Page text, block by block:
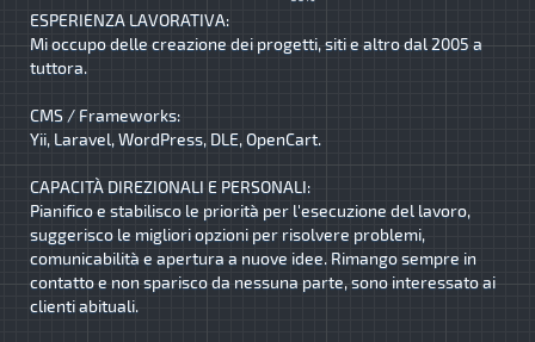
ESPERIENZA LAVORATIVA:
Mi occupo delle creazione dei progetti, siti e altro dal 2005 a
tuttora.
CMS / Frameworks:
Yii, Laravel, WordPress, DLE, OpenCart.
CAPACITÀ DIREZIONALI E PERSONALI:
Pianifico e stabilisco le priorità per l'esecuzione del lavoro,
suggerisco le migliori opzioni per risolvere problemi,
comunicabilità e apertura a nuove idee. Rimango sempre in
contatto e non sparisco da nessuna parte, sono interessato ai
clienti abituali.